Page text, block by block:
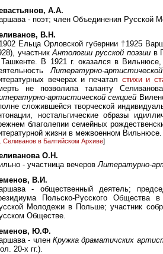
А.А.
- поэт; член Объединения Русской
В.Н.
Ельцa Орловской губернии †1925
участникАнтологии русской поэзиив
В 1921 г. оказался в
Литературно-
вечерах и печатал стихи и
не позволила таланту
артистической секцией
сложившейся творческой
ностальгические образы
благолепии семейных
жизни в межвоенном Вильнюсе.
Селиванов в Балтийском Архиве]
О.Н.
- участница вечеровЛитературно-
В.И.
- общественный деятель;
Польско-Русского Общества
Молодежи в Польше; участник
Обществе.
Ю.Ф.
- член Кружка драматичских
20-х гг.).